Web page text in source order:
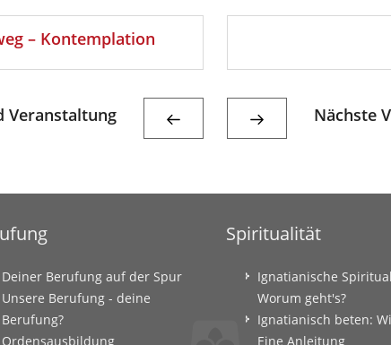
– Kontemplation
Veranstaltung Nächste
Deiner Berufung auf der Spur
Unsere Berufung - deine
Berufung?
Ordensausbildung
Spiritualität
Ignatianische
Worum geht's?
Ignatianisch beten:
Eine Anleitung